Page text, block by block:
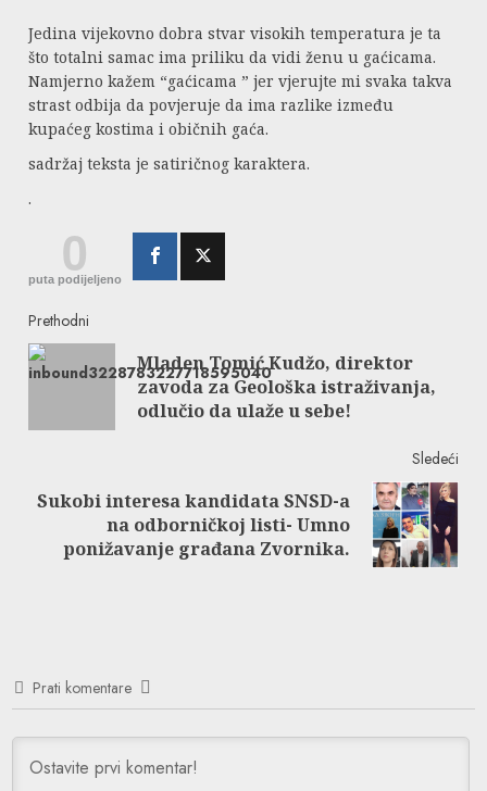
Jedina vijekovno dobra stvar visokih temperatura je ta
što totalni samac ima priliku da vidi ženu u gaćicama.
Namjerno kažem “gaćicama ” jer vjerujte mi svaka takva
strast odbija da povjeruje da ima razlike između
kupaćeg kostima i običnih gaća.
sadržaj teksta je satiričnog karaktera.
.
0
puta podijeljeno
Continue
Reading
Prethodni
Mladen Tomić Kudžo, direktor
zavoda za Geološka istraživanja,
odlučio da ulaže u sebe!
Sledeći
post:
Sukobi interesa kandidata SNSD-a
na odborničkoj listi- Umno
ponižavanje građana Zvornika.
Prati komentare